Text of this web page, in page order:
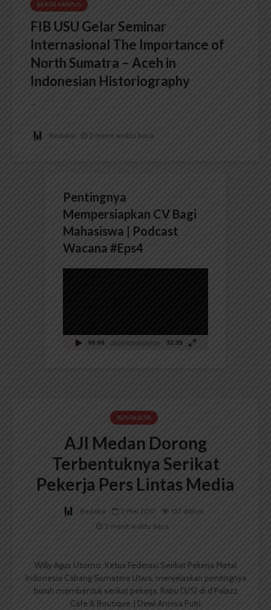
BERITA KAMPUS
FIB USU Gelar Seminar
Internasional The Importance of
North Sumatra – Aceh in
Indonesian Historiography
...
Redaksi 2 menit waktu baca
Pentingnya
Mempersiapkan CV Bagi
Mahasiswa | Podcast
Wacana #Eps4
00:00 32:39
BERITA KOTA
AJI Medan Dorong
Terbentuknya Serikat
Pekerja Pers Lintas Media
Redaksi 3 Mei 2017
157 dilihat
2 menit waktu baca
Willy Agus Utomo, Ketua Federasi Serikat Pekerja Metal
Indonesia Cabang Sumatera Utara, menjelaskan pentingnya
buruh membentuk serikat pekerja, Rabu (3/5) di d’Palazz
Cafe & Boutique. | Dewi Annisa Putri